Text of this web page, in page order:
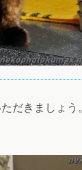
だきましょう。